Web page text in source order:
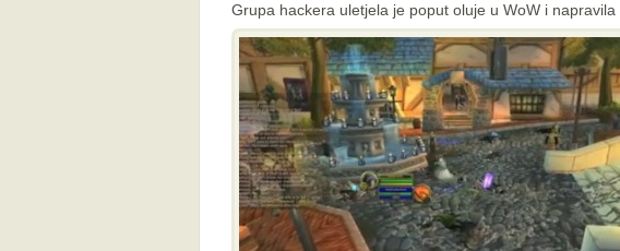
Grupa hackera uletjela je poput oluje u WoW i